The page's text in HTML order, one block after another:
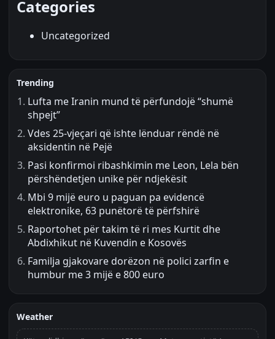
Categories
Uncategorized
Trending
Lufta me Iranin mund të përfundojë “shumë
shpejt”
Vdes 25-vjeçari që ishte lënduar rëndë në
aksidentin në Pejë
Pasi konfirmoi ribashkimin me Leon, Lela bën
përshëndetjen unike për ndjekësit
Mbi 9 mijë euro u paguan pa evidencë
elektronike, 63 punëtorë të përfshirë
Raportohet për takim të ri mes Kurtit dhe
Abdixhikut në Kuvendin e Kosovës
Familja gjakovare dorëzon në polici zarfin e
humbur me 3 mijë e 800 euro
Weather